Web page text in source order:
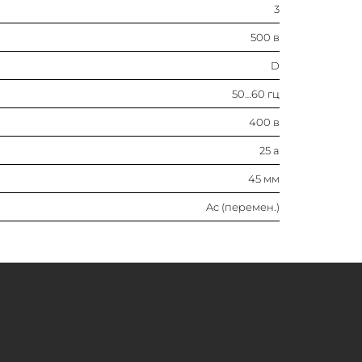
45 мм
3
500 в
D
50…60 гц
400 в
25 а
45 мм
Ac (перемен.)